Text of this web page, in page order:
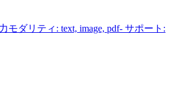
モダリティ: text, image, pdf- サポート: